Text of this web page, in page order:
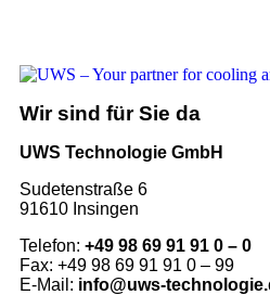
Wir sind für Sie da
UWS Technologie GmbH
Sudetenstraße 6
91610 Insingen
Telefon: +49 98 69 91 91 0 – 0
Fax: +49 98 69 91 91 0 – 99
E-Mail: info@uws-